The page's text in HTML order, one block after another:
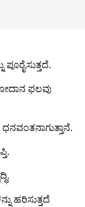
ಪೂರೈಸುತ್ತದೆ.
ಫಲವು
ಹರಿಸುತ್ತದೆ